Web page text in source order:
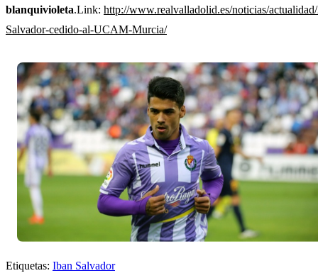
blanquivioleta.Link: http://www.realvalladolid.es/noticias/
Salvador-cedido-al-UCAM-Murcia/
Etiquetas: Iban Salvador